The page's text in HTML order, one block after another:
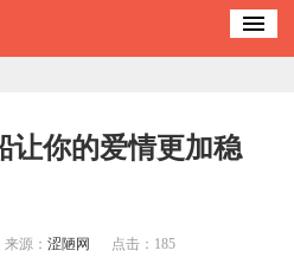
让你的爱情更加稳
来源： 涩陋网 点击： 185